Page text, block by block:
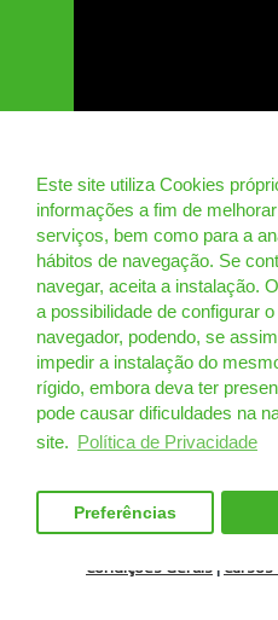
Este site utiliza Cookies
informações a fim de
serviços, bem como para a
hábitos de navegação. Se
navegar, aceita a instalação.
a possibilidade de configurar
navegador, podendo, se
impedir a instalação do
rígido, embora deva ter
pode causar dificuldades na
site. Política de Privacidade
Preferências
Política de Cookies|
Condições Gerais|